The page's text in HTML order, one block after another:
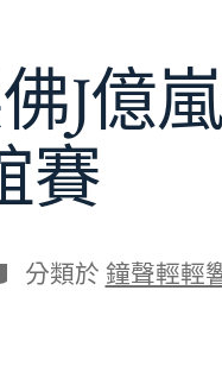
J億
賽
分類於 鐘聲輕輕